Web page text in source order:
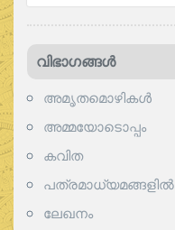
വിഭാഗങ്ങള്‍
അമൃതമൊഴികള്‍
അമ്മയോടൊപ്പം
കവിത
പത്രമാധ്യമങ്ങളില്‍
ലേഖനം